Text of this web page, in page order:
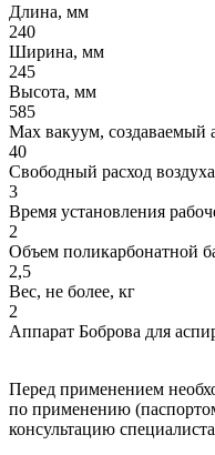
Длина, мм
240
Ширина, мм
245
Высота, мм
585
Max вакуум, создаваемый
40
Свободный расход
3
Время установления
2
Объем поликарбонатной
2,5
Вес, не более, кг
2
Аппарат Боброва для
Перед применением
по применению
консультацию специалиста